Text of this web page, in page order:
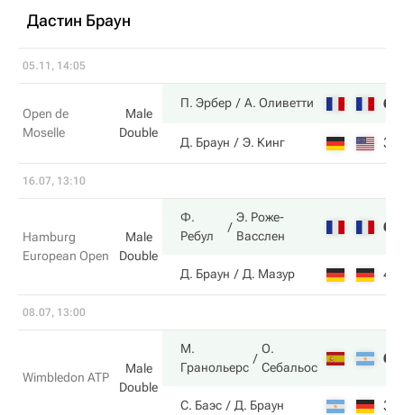
Дастин Браун
05.11, 14:05
Open de
Moselle
Male
Double
П. Эрбер А. Оливетти 6
Д. Браун Э. Кинг 3
16.07, 13:10
Hamburg
European Open
Male
Double
Ф.
Ребул
Э. Роже-
Васслен
6
Д. Браун Д. Мазур 4
08.07, 13:00
Wimbledon ATP
Male
Double
М.
Гранольерс
О.
Себальос
6
С. Баэс Д. Браун 3